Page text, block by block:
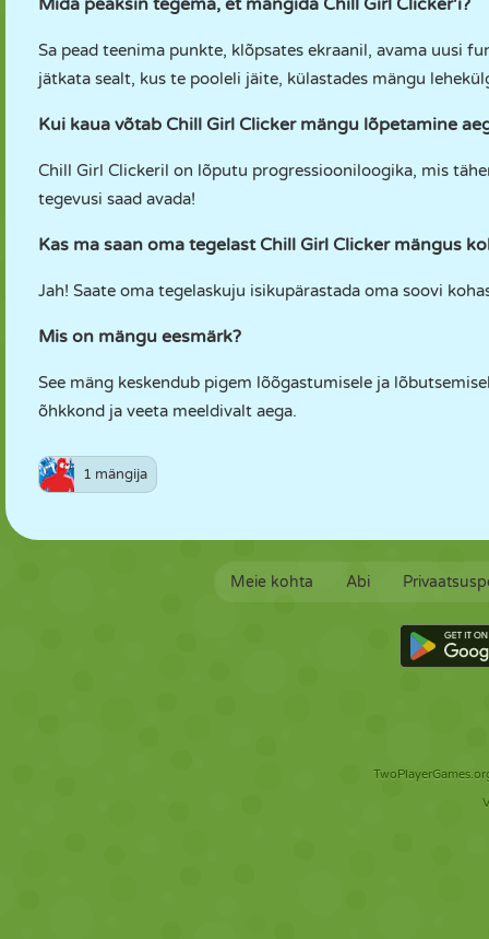
Mida peaksin tegema, et mängida Chill Girl Clicker'i?
Sa pead teenima punkte, klõpsates ekraanil, avama uusi
jätkata sealt, kus te pooleli jäite, külastades mängu
Kui kaua võtab Chill Girl Clicker mängu lõpetamine
Chill Girl Clickeril on lõputu progressiooniloogika, mis
tegevusi saad avada!
Kas ma saan oma tegelast Chill Girl Clicker mängus
Jah! Saate oma tegelaskuju isikupärastada oma soovi
Mis on mängu eesmärk?
See mäng keskendub pigem lõõgastumisele ja
õhkkond ja veeta meeldivalt aega.
1 mängija
Meie kohta Abi